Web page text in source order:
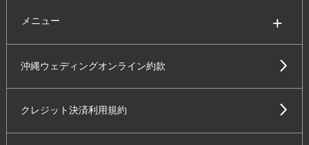
メニュー
沖縄ウェディングオンライン約款
クレジット決済利用規約